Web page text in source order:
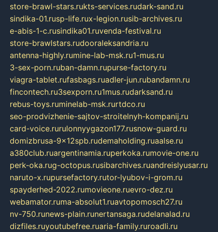
store-brawl-stars.rukts-services.rudark-sand.ru
sindika-01.rusp-life.rux-legion.rusib-archives.ru
e-abis-1-c.rusindika01.ruvenda-festival.ru
store-brawlstars.rudooraleksandria.ru
antenna-highly.rumine-lab-msk.ru1-mus.ru
3-sex-porn.ruban-damn.rupurse-factory.ru
viagra-tablet.rufasbags.ruadler-jun.rubandamn.ru
fincontech.ru3sexporn.ru1mus.rudarksand.ru
rebus-toys.ruminelab-msk.rurtdco.ru
seo-prodvizhenie-sajtov-stroitelnyh-kompanij.ru
card-voice.rurulonnyygazon177.rusnow-guard.ru
domizbrusa-9x12spb.rudemaholding.ruaalse.ru
a380club.ruargentinamia.ruperkoka.rumovie-one.ru
perk-oka.rug-octopus.rusibarchives.ruandreislyusar.ru
naruto-x.rupursefactory.rutor-lyubov-i-grom.ru
spayderhed-2022.rumovieone.ruevro-dez.ru
webamator.ruma-absolut1.ruavtopomosch27.ru
nv-750.runews-plain.runertansaga.rudelanalad.ru
dizfiles.ruyoutubefree.ruaria-family.ruroadli.ru